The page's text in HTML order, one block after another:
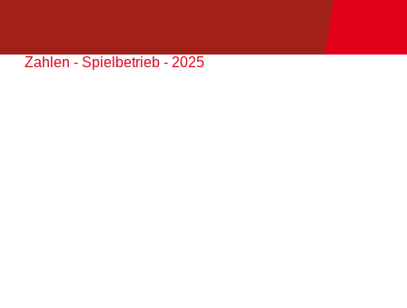
Zahlen - Spielbetrieb - 2025